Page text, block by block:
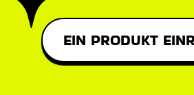
EIN PRODUKT